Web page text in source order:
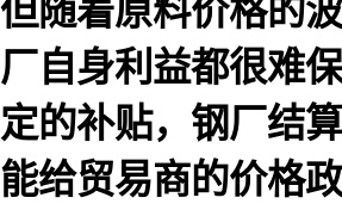
但随着原料价格的
厂自身利益都很难
定的补贴，钢厂结
能给贸易商的价格